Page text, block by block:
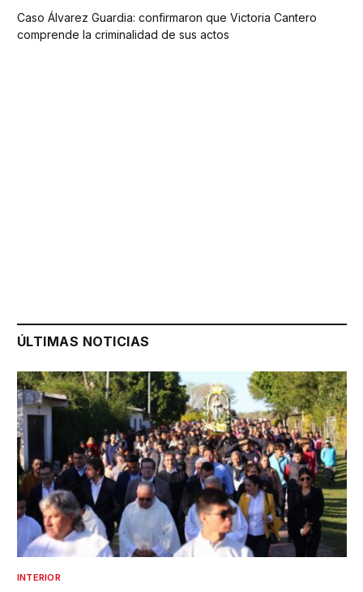
Caso Álvarez Guardia: confirmaron que Victoria Cantero
comprende la criminalidad de sus actos
ÚLTIMAS NOTICIAS
INTERIOR